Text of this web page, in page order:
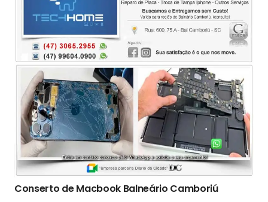
Conserto de Macbook Balneário Camboriú